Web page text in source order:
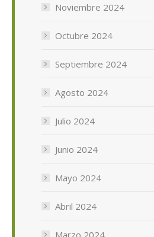
Noviembre 2024
Octubre 2024
Septiembre 2024
Agosto 2024
Julio 2024
Junio 2024
Mayo 2024
Abril 2024
Marzo 2024